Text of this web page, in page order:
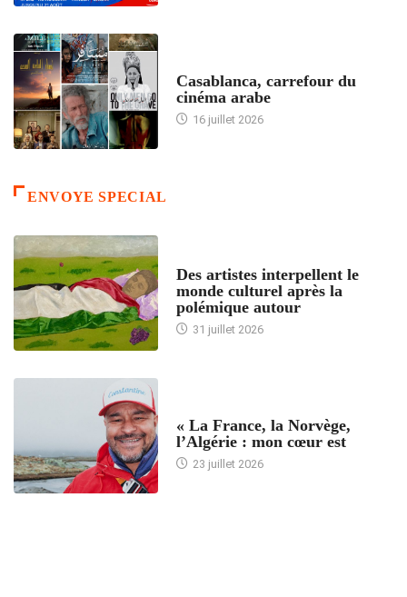
Casablanca, carrefour du
cinéma arabe
16 juillet 2026
ENVOYE SPECIAL
Des artistes interpellent le
monde culturel après la
polémique autour
31 juillet 2026
« La France, la Norvège,
l’Algérie : mon cœur est
23 juillet 2026